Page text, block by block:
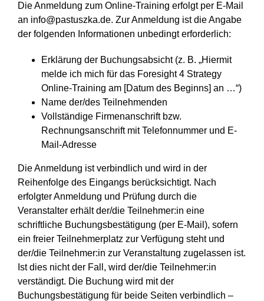
Die Anmeldung zum Online-Training erfolgt per E-Mail
an info@pastuszka.de. Zur Anmeldung ist die Angabe
der folgenden Informationen unbedingt erforderlich:
Erklärung der Buchungsabsicht (z. B. „Hiermit
melde ich mich für das Foresight 4 Strategy
Online-Training am [Datum des Beginns] an …“)
Name der/des Teilnehmenden
Vollständige Firmenanschrift bzw.
Rechnungsanschrift mit Telefonnummer und E-
Mail-Adresse
Die Anmeldung ist verbindlich und wird in der
Reihenfolge des Eingangs berücksichtigt. Nach
erfolgter Anmeldung und Prüfung durch die
Veranstalter erhält der/die Teilnehmer:in eine
schriftliche Buchungsbestätigung (per E-Mail), sofern
ein freier Teilnehmerplatz zur Verfügung steht und
der/die Teilnehmer:in zur Veranstaltung zugelassen ist.
Ist dies nicht der Fall, wird der/die Teilnehmer:in
verständigt. Die Buchung wird mit der
Buchungsbestätigung für beide Seiten verbindlich –